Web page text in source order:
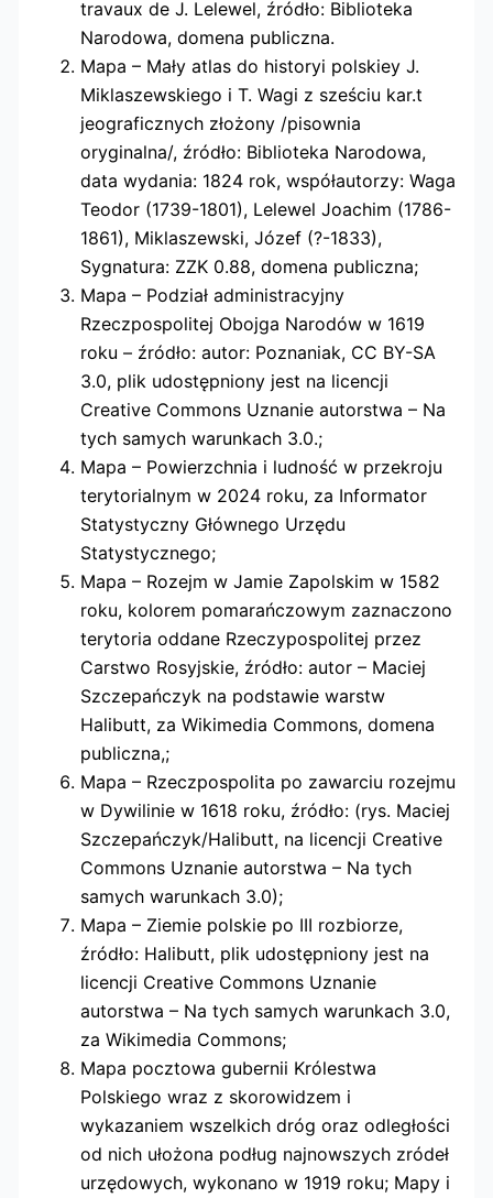
travaux de J. Lelewel, źródło: Biblioteka
Narodowa, domena publiczna.
Mapa – Mały atlas do historyi polskiey J.
Miklaszewskiego i T. Wagi z sześciu kar.t
jeograficznych złożony /pisownia
oryginalna/, źródło: Biblioteka Narodowa,
data wydania: 1824 rok, współautorzy: Waga
Teodor (1739-1801), Lelewel Joachim (1786-
1861), Miklaszewski, Józef (?-1833),
Sygnatura: ZZK 0.88, domena publiczna;
Mapa – Podział administracyjny
Rzeczpospolitej Obojga Narodów w 1619
roku – źródło: autor: Poznaniak, CC BY-SA
3.0, plik udostępniony jest na licencji
Creative Commons Uznanie autorstwa – Na
tych samych warunkach 3.0.;
Mapa – Powierzchnia i ludność w przekroju
terytorialnym w 2024 roku, za Informator
Statystyczny Głównego Urzędu
Statystycznego;
Mapa – Rozejm w Jamie Zapolskim w 1582
roku, kolorem pomarańczowym zaznaczono
terytoria oddane Rzeczypospolitej przez
Carstwo Rosyjskie, źródło: autor – Maciej
Szczepańczyk na podstawie warstw
Halibutt, za Wikimedia Commons, domena
publiczna,;
Mapa – Rzeczpospolita po zawarciu rozejmu
w Dywilinie w 1618 roku, źródło: (rys. Maciej
Szczepańczyk/Halibutt, na licencji Creative
Commons Uznanie autorstwa – Na tych
samych warunkach 3.0);
Mapa – Ziemie polskie po III rozbiorze,
źródło: Halibutt, plik udostępniony jest na
licencji Creative Commons Uznanie
autorstwa – Na tych samych warunkach 3.0,
za Wikimedia Commons;
Mapa pocztowa gubernii Królestwa
Polskiego wraz z skorowidzem i
wykazaniem wszelkich dróg oraz odległości
od nich ułożona podług najnowszych zródeł
urzędowych, wykonano w 1919 roku; Mapy i